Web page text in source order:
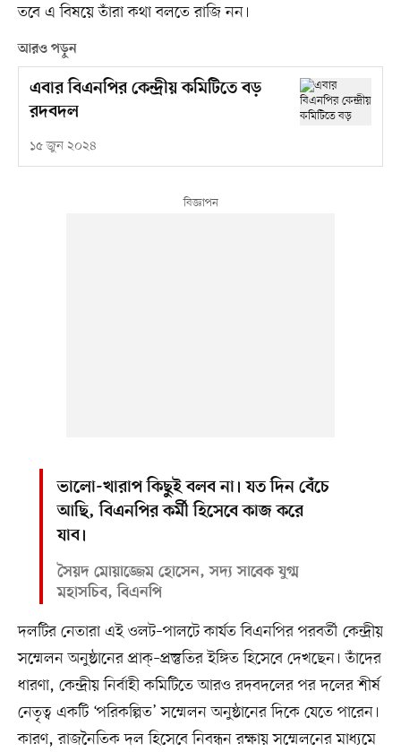
তবে এ বিষয়ে তাঁরা কথা বলতে রাজি নন।
আরও পড়ুন
এবার বিএনপির কেন্দ্রীয় কমিটিতে বড়
রদবদল
১৫ জুন ২০২৪
ভালো-খারাপ কিছুই বলব না। যত দিন বেঁচে
আছি, বিএনপির কর্মী হিসেবে কাজ করে
যাব।
সৈয়দ মোয়াজ্জেম হোসেন, সদ্য সাবেক যুগ্ম
মহাসচিব, বিএনপি
দলটির নেতারা এই ওলট–পালটে কার্যত বিএনপির পরবর্তী কেন্দ্রীয়
সম্মেলন অনুষ্ঠানের প্রাক্‌–প্রস্তুতির ইঙ্গিত হিসেবে দেখছেন। তাঁদের
ধারণা, কেন্দ্রীয় নির্বাহী কমিটিতে আরও রদবদলের পর দলের শীর্ষ
নেতৃত্ব একটি ‘পরিকল্পিত’ সম্মেলন অনুষ্ঠানের দিকে যেতে পারেন।
কারণ, রাজনৈতিক দল হিসেবে নিবন্ধন রক্ষায় সম্মেলনের মাধ্যমে